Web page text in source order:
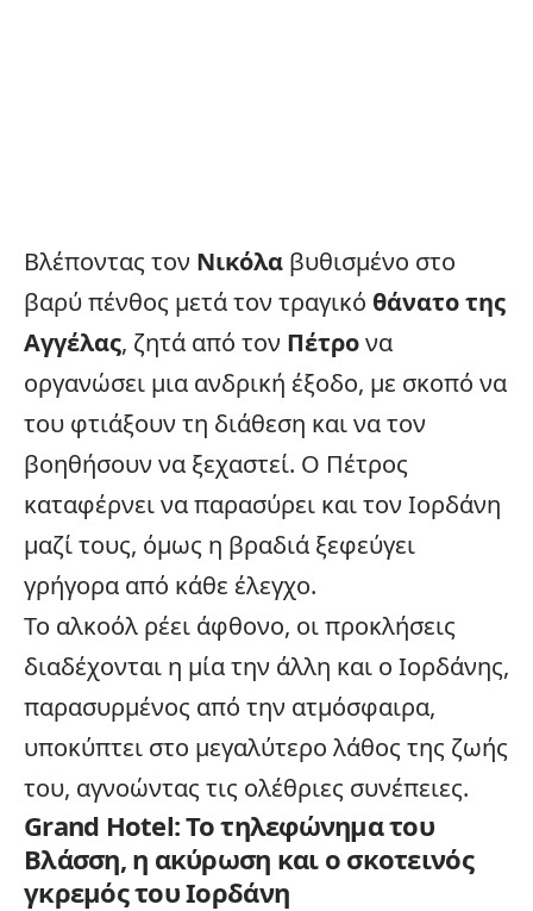
Βλέποντας τον Νικόλα βυθισμένο στο
βαρύ πένθος μετά τον τραγικό θάνατο της
Αγγέλας, ζητά από τον Πέτρονα
οργανώσει μια ανδρική έξοδο, με σκοπό να
του φτιάξουν τη διάθεση και να τον
βοηθήσουν να ξεχαστεί. Ο Πέτρος
καταφέρνει να παρασύρει και τον Ιορδάνη
μαζί τους, όμως η βραδιά ξεφεύγει
γρήγορα από κάθε έλεγχο.
Το αλκοόλ ρέει άφθονο, οι προκλήσεις
διαδέχονται η μία την άλλη και ο Ιορδάνης,
παρασυρμένος από την ατμόσφαιρα,
υποκύπτει στο μεγαλύτερο λάθος της ζωής
του, αγνοώντας τις ολέθριες συνέπειες.
Grand Hotel: Το τηλεφώνημα του
Βλάσση, η ακύρωση και ο σκοτεινός
γκρεμός του Ιορδάνη